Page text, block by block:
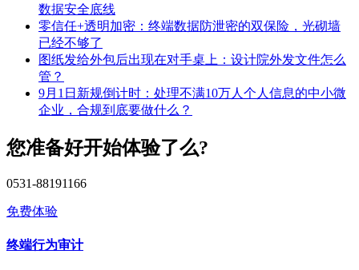
数据安全底线
零信任+透明加密：终端数据防泄密的双保险，光砌墙
已经不够了
图纸发给外包后出现在对手桌上：设计院外发文件怎么
管？
9月1日新规倒计时：处理不满10万人个人信息的中小微
企业，合规到底要做什么？
您准备好开始体验了么?
0531-88191166
免费体验
终端行为审计